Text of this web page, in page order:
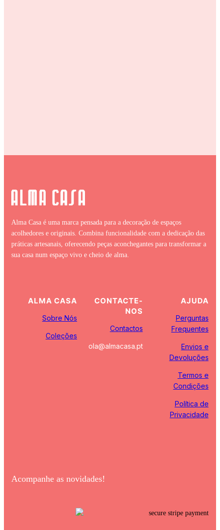
Alma Casa é uma marca pensada para a decoração de espaços
acolhedores e originais. Combina funcionalidade com a dedicação das
práticas artesanais, oferecendo peças aconchegantes para transformar a
sua casa num espaço vivo e cheio de alma.
ALMA CASA
Sobre Nós
Coleções
CONTACTE-
NOS
Contactos
ola@almacasa.pt
AJUDA
Perguntas
Frequentes
Envios e
Devoluções
Termos e
Condições
Política de
Privacidade
Acompanhe as novidades!